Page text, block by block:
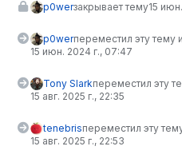
p0werзакрывает тему15
p0werпереместил эту тему
15 июн. 2024 г., 07:47
Tony Slarkпереместил эту
15 авг. 2025 г., 22:35
tenebrisпереместил эту
15 авг. 2025 г., 22:53